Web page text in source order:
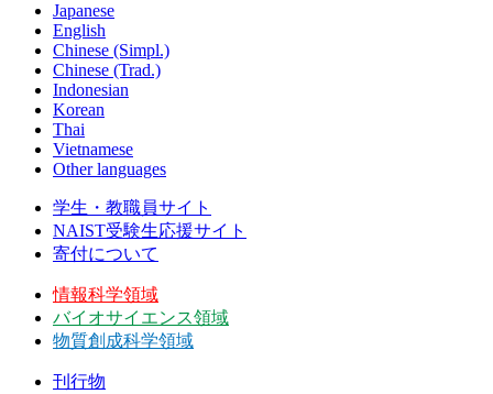
Japanese
English
Chinese (Simpl.)
Chinese (Trad.)
Indonesian
Korean
Thai
Vietnamese
Other languages
学生・教職員サイト
NAIST受験生応援サイト
寄付について
情報科学領域
バイオサイエンス領域
物質創成科学領域
刊行物